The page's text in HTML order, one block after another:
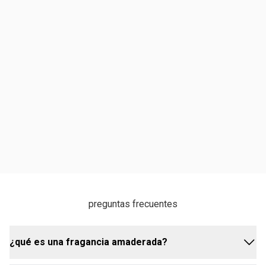
preguntas frecuentes
¿qué es una fragancia amaderada?